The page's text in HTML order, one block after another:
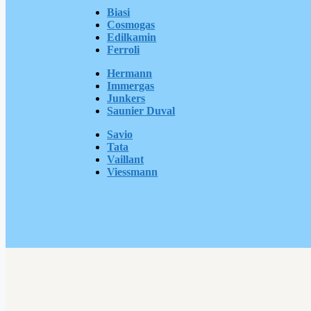
Biasi
Cosmogas
Edilkamin
Ferroli
Hermann
Immergas
Junkers
Saunier Duval
Savio
Tata
Vaillant
Viessmann